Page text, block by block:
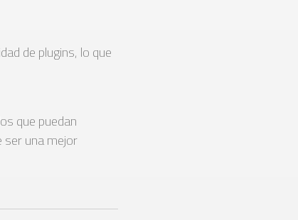
de plugins, lo que
que puedan
ser una mejor